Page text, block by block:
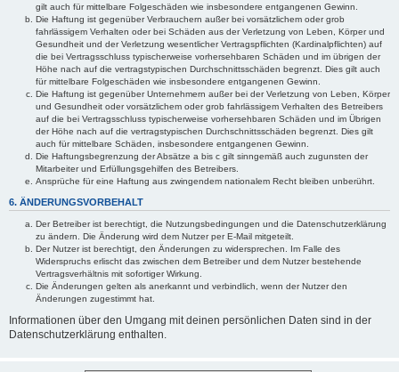
gilt auch für mittelbare Folgeschäden wie insbesondere entgangenen Gewinn.
Die Haftung ist gegenüber Verbrauchern außer bei vorsätzlichem oder grob
fahrlässigem Verhalten oder bei Schäden aus der Verletzung von Leben, Körper und
Gesundheit und der Verletzung wesentlicher Vertragspflichten (Kardinalpflichten) auf
die bei Vertragsschluss typischerweise vorhersehbaren Schäden und im übrigen der
Höhe nach auf die vertragstypischen Durchschnittsschäden begrenzt. Dies gilt auch
für mittelbare Folgeschäden wie insbesondere entgangenen Gewinn.
Die Haftung ist gegenüber Unternehmern außer bei der Verletzung von Leben, Körper
und Gesundheit oder vorsätzlichem oder grob fahrlässigem Verhalten des Betreibers
auf die bei Vertragsschluss typischerweise vorhersehbaren Schäden und im Übrigen
der Höhe nach auf die vertragstypischen Durchschnittsschäden begrenzt. Dies gilt
auch für mittelbare Schäden, insbesondere entgangenen Gewinn.
Die Haftungsbegrenzung der Absätze a bis c gilt sinngemäß auch zugunsten der
Mitarbeiter und Erfüllungsgehilfen des Betreibers.
Ansprüche für eine Haftung aus zwingendem nationalem Recht bleiben unberührt.
6. ÄNDERUNGSVORBEHALT
Der Betreiber ist berechtigt, die Nutzungsbedingungen und die Datenschutzerklärung
zu ändern. Die Änderung wird dem Nutzer per E-Mail mitgeteilt.
Der Nutzer ist berechtigt, den Änderungen zu widersprechen. Im Falle des
Widerspruchs erlischt das zwischen dem Betreiber und dem Nutzer bestehende
Vertragsverhältnis mit sofortiger Wirkung.
Die Änderungen gelten als anerkannt und verbindlich, wenn der Nutzer den
Änderungen zugestimmt hat.
Informationen über den Umgang mit deinen persönlichen Daten sind in der
Datenschutzerklärung enthalten.